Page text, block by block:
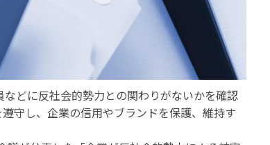
どに反社会的勢力との関わりがないかを確認
守し、企業の信用やブランドを保護、維持す